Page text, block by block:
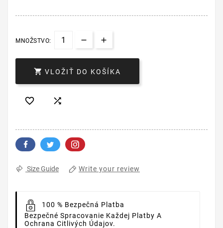
MNOŽSTVO:
 VLOŽIŤ DO KOŠÍKA
 
Size Guide Write your review
100 % Bezpečná Platba
Bezpečné Spracovanie Každej Platby A
Ochrana Citlivých Údajov.